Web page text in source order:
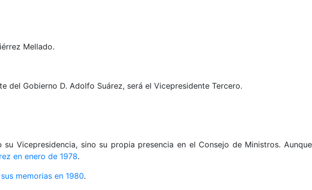
Mellado.
del Gobierno D. Adolfo Suárez, será el Vicepresidente Tercero.
Vicepresidencia, sino su propia presencia en el Consejo de Ministros. Aunque
en enero de 1978.
sus memorias en 1980.